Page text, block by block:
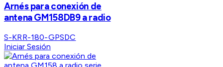
Arnés para conexión de
antena GM158DB9 a radio
S-KRR-180-GPSDC
Iniciar Sesión